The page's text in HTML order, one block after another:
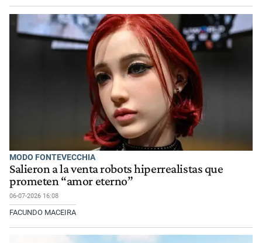
MODO FONTEVECCHIA
Salieron a la venta robots hiperrealistas que
prometen “amor eterno”
06-07-2026 16:08
FACUNDO MACEIRA